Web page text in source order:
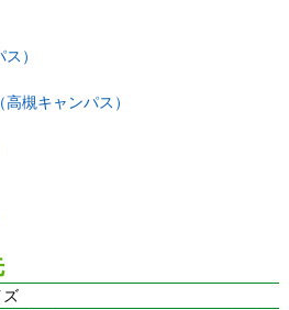
）
槻キャンパス）
ズ